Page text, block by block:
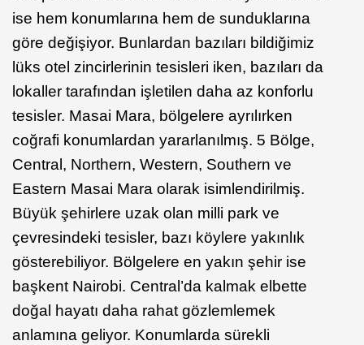
ise hem konumlarına hem de sunduklarına
göre değişiyor. Bunlardan bazıları bildiğimiz
lüks otel zincirlerinin tesisleri iken, bazıları da
lokaller tarafından işletilen daha az konforlu
tesisler. Masai Mara, bölgelere ayrılırken
coğrafi konumlardan yararlanılmış. 5 Bölge,
Central, Northern, Western, Southern ve
Eastern Masai Mara olarak isimlendirilmiş.
Büyük şehirlere uzak olan milli park ve
çevresindeki tesisler, bazı köylere yakınlık
gösterebiliyor. Bölgelere en yakın şehir ise
başkent Nairobi. Central’da kalmak elbette
doğal hayatı daha rahat gözlemlemek
anlamına geliyor. Konumlarda sürekli